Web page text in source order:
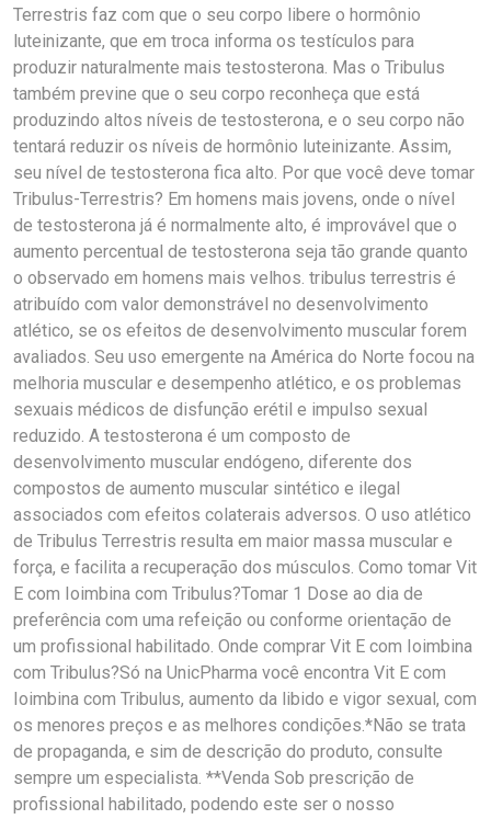
Terrestris faz com que o seu corpo libere o hormônio
luteinizante, que em troca informa os testículos para
produzir naturalmente mais testosterona. Mas o Tribulus
também previne que o seu corpo reconheça que está
produzindo altos níveis de testosterona, e o seu corpo não
tentará reduzir os níveis de hormônio luteinizante. Assim,
seu nível de testosterona fica alto. Por que você deve tomar
Tribulus-Terrestris? Em homens mais jovens, onde o nível
de testosterona já é normalmente alto, é improvável que o
aumento percentual de testosterona seja tão grande quanto
o observado em homens mais velhos. tribulus terrestris é
atribuído com valor demonstrável no desenvolvimento
atlético, se os efeitos de desenvolvimento muscular forem
avaliados. Seu uso emergente na América do Norte focou na
melhoria muscular e desempenho atlético, e os problemas
sexuais médicos de disfunção erétil e impulso sexual
reduzido. A testosterona é um composto de
desenvolvimento muscular endógeno, diferente dos
compostos de aumento muscular sintético e ilegal
associados com efeitos colaterais adversos. O uso atlético
de Tribulus Terrestris resulta em maior massa muscular e
força, e facilita a recuperação dos músculos. Como tomar Vit
E com Ioimbina com Tribulus?Tomar 1 Dose ao dia de
preferência com uma refeição ou conforme orientação de
um profissional habilitado. Onde comprar Vit E com Ioimbina
com Tribulus?Só na UnicPharma você encontra Vit E com
Ioimbina com Tribulus, aumento da libido e vigor sexual, com
os menores preços e as melhores condições.*Não se trata
de propaganda, e sim de descrição do produto, consulte
sempre um especialista. **Venda Sob prescrição de
profissional habilitado, podendo este ser o nosso